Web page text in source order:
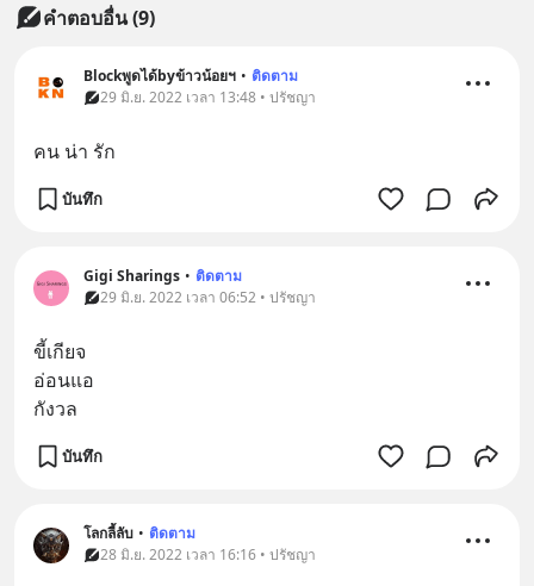
คำตอบอื่น(9)
Blockพูดได้byข้าวน้อยฯ • ติดตาม
29 มิ.ย. 2022 เวลา 13:48 • ปรัชญา
คน น่า รัก
บันทึก
Gigi Sharings • ติดตาม
29 มิ.ย. 2022 เวลา 06:52 • ปรัชญา
ขี้เกียจ
อ่อนแอ
กังวล
บันทึก
โลกลี้ลับ • ติดตาม
28 มิ.ย. 2022 เวลา 16:16 • ปรัชญา